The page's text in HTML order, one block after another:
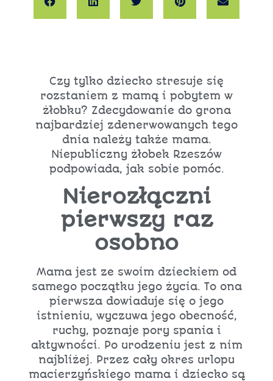
Czy tylko dziecko stresuje się
rozstaniem z mamą i pobytem w
żłobku? Zdecydowanie do grona
najbardziej zdenerwowanych tego
dnia należy także mama.
Niepubliczny żłobek Rzeszów
podpowiada, jak sobie pomóc.
Nierozłączni
pierwszy raz
osobno
Mama jest ze swoim dzieckiem od
samego początku jego życia. To ona
pierwsza dowiaduje się o jego
istnieniu, wyczuwa jego obecność,
ruchy, poznaje pory spania i
aktywności. Po urodzeniu jest z nim
najbliżej. Przez cały okres urlopu
macierzyńskiego mama i dziecko są